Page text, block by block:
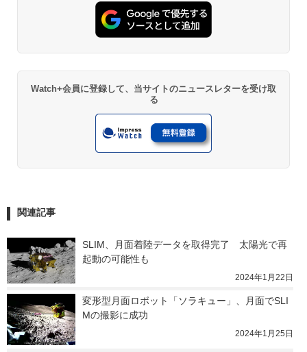
Watch+会員に登録して、当サイトのニュースレターを受け取
る
関連記事
SLIM、月面着陸データを取得完了　太陽光で再
起動の可能性も
2024年1月22日
変形型月面ロボット「ソラキュー」、月面でSLI
Mの撮影に成功
2024年1月25日